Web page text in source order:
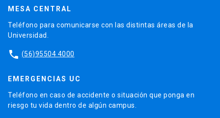
MESA CENTRAL
Teléfono para comunicarse con las distintas áreas de la
Universidad.
phone (56)95504 4000
EMERGENCIAS UC
Teléfono en caso de accidente o situación que ponga en
riesgo tu vida dentro de algún campus.